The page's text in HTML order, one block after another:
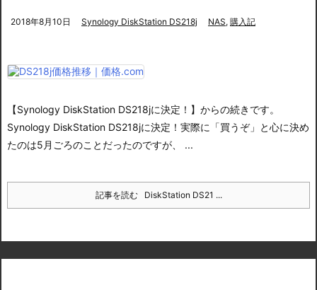
2018年8月10日 Synology DiskStation DS218j NAS, 購入記
【Synology DiskStation DS218jに決定！】からの続きです。
Synology DiskStation DS218jに決定！ 実際に「買うぞ」と心に決め
たのは5月ごろのことだったのですが、 ...
記事を読む DiskStation DS21 ...